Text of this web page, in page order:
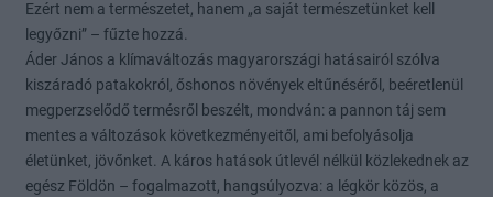
Ezért nem a természetet, hanem „a saját természetünket kell
legyőzni” – fűzte hozzá.
Áder János a klímaváltozás magyarországi hatásairól szólva
kiszáradó patakokról, őshonos növények eltűnéséről, beéretlenül
megperzselődő termésről beszélt, mondván: a pannon táj sem
mentes a változások következményeitől, ami befolyásolja
életünket, jövőnket. A káros hatások útlevél nélkül közlekednek az
egész Földön – fogalmazott, hangsúlyozva: a légkör közös, a